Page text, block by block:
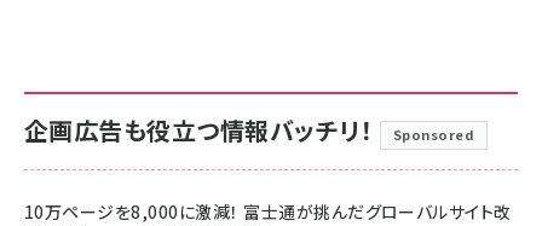
企画広告も役立つ情報バッチリ！ Sponsored
10万ページを8,000に激減！ 富士通が挑んだグローバルサイト改